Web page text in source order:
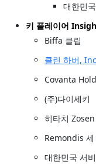
대한민국
키 플레이어
Biffa 클립
클린 하버,
Covanta
(주)다이세키
히타치
Remondis
대한민국 서